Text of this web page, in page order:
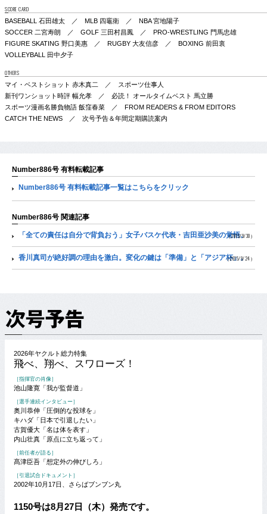
SCORE CARD
BASEBALL 石田雄太 ／ MLB 四竈衛 ／ NBA 宮地陽子
SOCCER 二宮寿朗 ／ GOLF 三田村昌鳳 ／ PRO-WRESTLING 門馬忠雄
FIGURE SKATING 野口美惠 ／ RUGBY 大友信彦 ／ BOXING 前田衷
VOLLEYBALL 田中夕子
OTHERS
マイ・ベストショット 赤木真二 ／ スポーツ仕事人
新刊ワンショット時評 幅允孝 ／ 必読！ オールタイムベスト 馬立勝
スポーツ漫画名勝負物語 飯窪春菜 ／ FROM READERS & FROM EDITORS
CATCH THE NEWS ／ 次号予告＆年間定期購読案内
Number886号 有料転載記事
Number886号 有料転載記事一覧はこちらをクリック
Number886号 関連記事
「全ての責任は自分で背負おう」女子バスケ代表・吉田亜沙美の覚悟。
（2015/9/30）
香川真司が絶好調の理由を激白。変化の鍵は「準備」と「アジア杯」。
（2015/9/24）
2026年ヤクルト総力特集
飛べ、翔べ、スワローズ！
［指揮官の肖像］
池山隆寛「我が監督道」
［選手連続インタビュー］
奥川恭伸「圧倒的な投球を」
キハダ「日本で引退したい」
古賀優大「名は体を表す」
内山壮真「原点に立ち返って」
［前任者が語る］
髙津臣吾「想定外の伸びしろ」
［引退試合ドキュメント］
2002年10月17日、さらばブンブン丸
1150号は8月27日（木）発売です。